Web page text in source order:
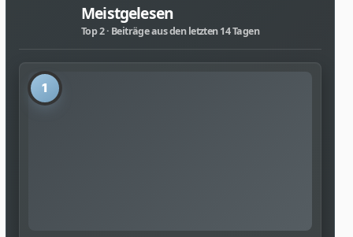
Meistgelesen
Top 2 · Beiträge aus den letzten 14 Tagen
1